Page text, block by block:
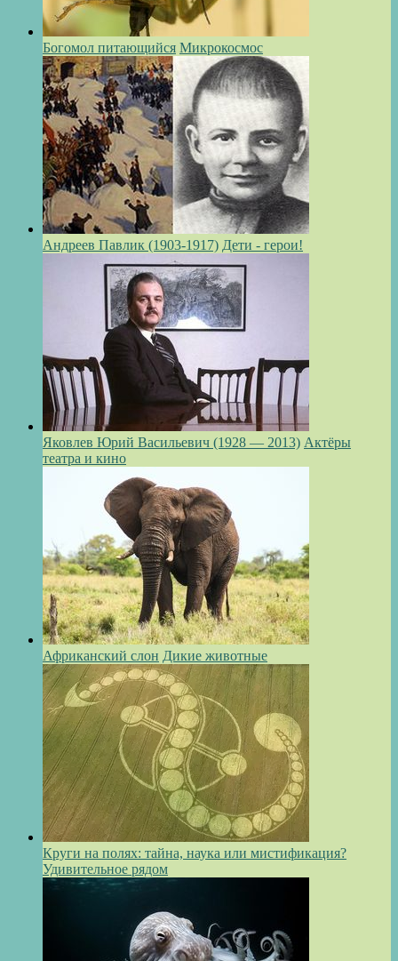
Богомол питающийся Микрокосмос
Андреев Павлик (1903-1917) Дети - герои!
Яковлев Юрий Васильевич (1928 — 2013) Актёры
театра и кино
Африканский слон Дикие животные
Круги на полях: тайна, наука или мистификация?
Удивительное рядом